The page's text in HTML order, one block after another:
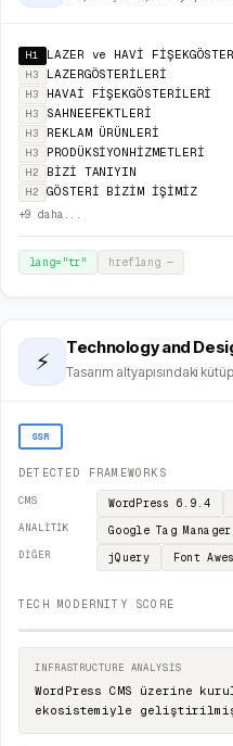
H1 LAZER ve HAVİ
H3 LAZERGÖSTERİLERİ
H3 HAVAİ FİŞEKGÖSTERİLERİ
H3 SAHNEEFEKTLERİ
H3 REKLAM ÜRÜNLERİ
H3 PRODÜKSİYONHİZMETLERİ
H2 BİZİ TANIYIN
H2 GÖSTERİ BİZİM İŞİMİZ
+9 daha...
lang="tr" hreflang —
⚡
Technology and
Tasarım altyapısındaki
SSR
DETECTED FRAMEWORKS
CMS WordPress 6.9.4
ANALITIK Google Tag Manager
DIĞER jQuery Font
TECH MODERNITY SCORE
INFRASTRUCTURE ANALYSIS
WordPress CMS üzerine
ekosistemiyle